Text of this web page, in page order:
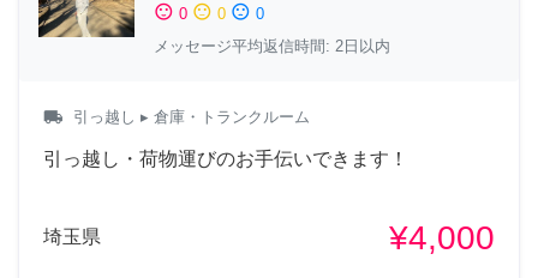
sentiment_satisfied 0 sentiment_neutral 0 sentiment_dissatisfied 0
メッセージ平均返信時間: 2日以内
local_shipping 引っ越し ▸ 倉庫・トランクルーム
引っ越し・荷物運びのお手伝いできます！
埼玉県 ¥4,000